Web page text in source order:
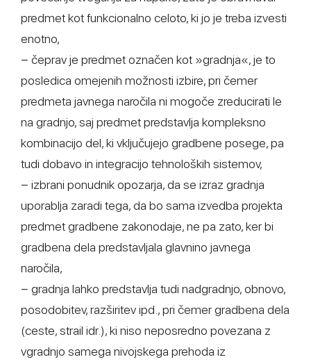
predmet kot funkcionalno celoto, ki jo je treba izvesti
enotno,
− čeprav je predmet označen kot »gradnja«, je to
posledica omejenih možnosti izbire, pri čemer
predmeta javnega naročila ni mogoče zreducirati le
na gradnjo, saj predmet predstavlja kompleksno
kombinacijo del, ki vključujejo gradbene posege, pa
tudi dobavo in integracijo tehnoloških sistemov,
− izbrani ponudnik opozarja, da se izraz gradnja
uporablja zaradi tega, da bo sama izvedba projekta
predmet gradbene zakonodaje, ne pa zato, ker bi
gradbena dela predstavljala glavnino javnega
naročila,
− gradnja lahko predstavlja tudi nadgradnjo, obnovo,
posodobitev, razširitev ipd., pri čemer gradbena dela
(ceste, strail idr.), ki niso neposredno povezana z
vgradnjo samega nivojskega prehoda iz